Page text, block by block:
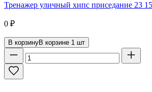
Тренажер уличный хипс приседание 23
0 ₽
В корзинуВ корзине 1 шт